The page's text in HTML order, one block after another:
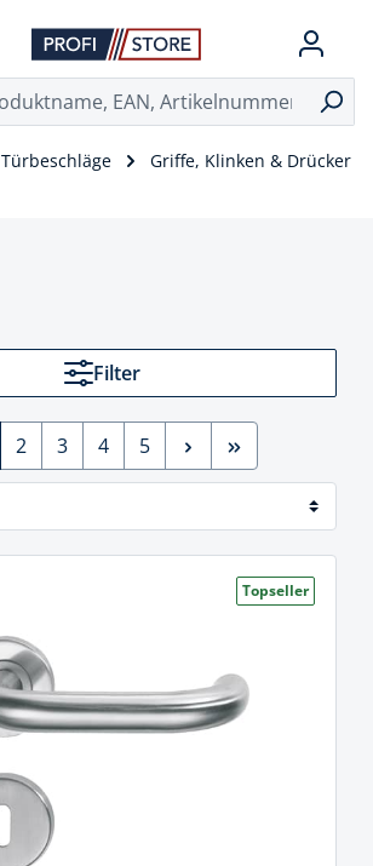
Türbeschläge
Griffe, Klinken & Drücker
Filter
2 3 4 5
Topseller